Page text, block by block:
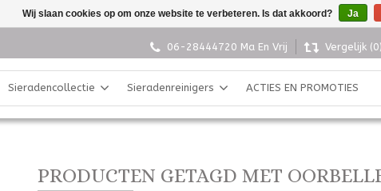
06-28444720 Ma En Vrij Vergelijk (0)
Sieradencollectie Sieradenreinigers ACTIES EN PROMOTIES
PRODUCTEN GETAGD MET
Wij slaan cookies op om onze website te verbeteren. Is dat akkoord? Ja